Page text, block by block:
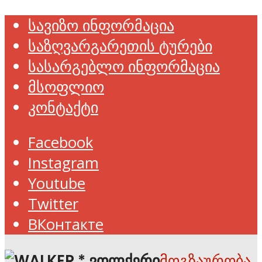
სავიზო ინფორმაცია
საზღვარგარეთის ტურები
სასარგებლო ინფორმაცია
მსოფლიო
კონტაქტი
Facebook
Instagram
Youtube
Twitter
ВКонтакте